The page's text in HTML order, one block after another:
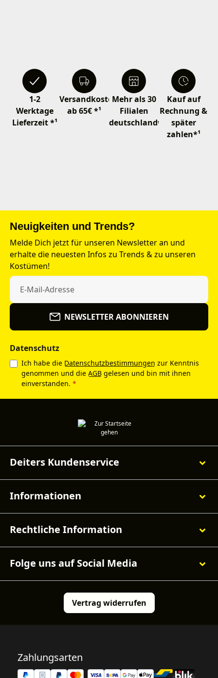
1-2
Werktage
Lieferzeit *¹
Versandkostenfrei
ab 65€ *¹
Mehr als 30
Filialen
deutschlandweit
Kauf auf
Rechnung &
später
zahlen*¹
Neuigkeiten und Trends?
Melde Dich jetzt für unseren Newsletter an und
erhalte die neuesten Infos zu Trends & zu unseren
Kostümen!
NEWSLETTER ABONNIEREN
Datenschutz
Ich habe die Datenschutzbestimmungen zur Kenntnis
genommen und die AGB gelesen und bin mit ihnen
einverstanden. *
Deiters Kundenservice
Informationen
Rechtliche Information
Folge uns auf Social Media
Vertrag widerrufen
Zahlungsarten